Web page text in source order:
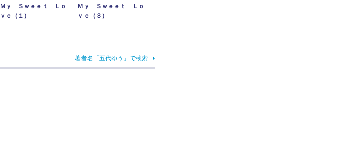
Ｍｙ Ｓｗｅｅｔ Ｌｏ
ｖｅ（１）
Ｍｙ Ｓｗｅｅｔ Ｌｏ
ｖｅ（３）
著者名「五代ゆう」で検索